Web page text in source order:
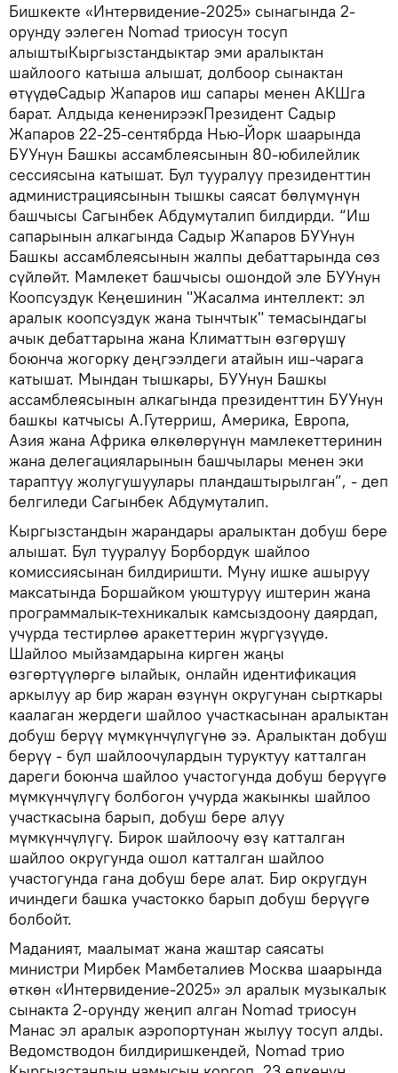
Бишкекте «Интервидение-2025» сынагында 2-
орунду ээлеген Nomad триосун тосуп
алыштыКыргызстандыктар эми аралыктан
шайлоого катыша алышат, долбоор сынактан
өтүүдөСадыр Жапаров иш сапары менен АКШга
барат. Алдыда кененирээкПрезидент Садыр
Жапаров 22-25-сентябрда Нью-Йорк шаарында
БУУнун Башкы ассамблеясынын 80-юбилейлик
сессиясына катышат. Бул тууралуу президенттин
администрациясынын тышкы саясат бөлүмүнүн
башчысы Сагынбек Абдумуталип билдирди. “Иш
сапарынын алкагында Садыр Жапаров БУУнун
Башкы ассамблеясынын жалпы дебаттарында сөз
сүйлөйт. Мамлекет башчысы ошондой эле БУУнун
Коопсуздук Кеңешинин "Жасалма интеллект: эл
аралык коопсуздук жана тынчтык" темасындагы
ачык дебаттарына жана Климаттын өзгөрүшү
боюнча жогорку деңгээлдеги атайын иш-чарага
катышат. Мындан тышкары, БУУнун Башкы
ассамблеясынын алкагында президенттин БУУнун
башкы катчысы А.Гутерриш, Америка, Европа,
Азия жана Африка өлкөлөрүнүн мамлекеттеринин
жана делегацияларынын башчылары менен эки
тараптуу жолугушуулары пландаштырылган”, - деп
белгиледи Сагынбек Абдумуталип.
Кыргызстандын жарандары аралыктан добуш бере
алышат. Бул тууралуу Борбордук шайлоо
комиссиясынан билдиришти. Муну ишке ашыруу
максатында Боршайком уюштуруу иштерин жана
программалык-техникалык камсыздоону даярдап,
учурда тестирлөө аракеттерин жүргүзүүдө.
Шайлоо мыйзамдарына кирген жаңы
өзгөртүүлөргө ылайык, онлайн идентификация
аркылуу ар бир жаран өзүнүн округунан сырткары
каалаган жердеги шайлоо участкасынан аралыктан
добуш берүү мүмкүнчүлүгүнө ээ. Аралыктан добуш
берүү - бул шайлоочулардын туруктуу катталган
дареги боюнча шайлоо участогунда добуш берүүгө
мүмкүнчүлүгү болбогон учурда жакынкы шайлоо
участкасына барып, добуш бере алуу
мүмкүнчүлүгү. Бирок шайлоочу өзү катталган
шайлоо округунда ошол катталган шайлоо
участогунда гана добуш бере алат. Бир округдун
ичиндеги башка участокко барып добуш берүүгө
болбойт.
Маданият, маалымат жана жаштар саясаты
министри Мирбек Мамбеталиев Москва шаарында
өткөн «Интервидение-2025» эл аралык музыкалык
сынакта 2-орунду жеңип алган Nomad триосун
Манас эл аралык аэропортунан жылуу тосуп алды.
Ведомстводон билдиришкендей, Nomad трио